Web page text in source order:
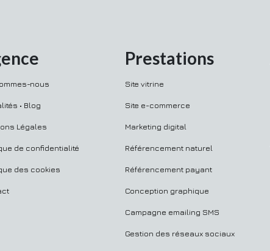
nous
• Blog
Légales
de confidentialité
des cookies
Prestations
Site vitrine
Site e-commerce
Marketing digital
Référencement naturel
Référencement payant
Conception graphique
Campagne emailing SMS
Gestion des réseaux sociaux